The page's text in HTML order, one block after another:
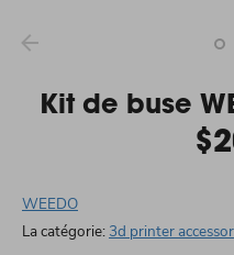
Kit de buse
WEEDO
La catégorie: 3d printer